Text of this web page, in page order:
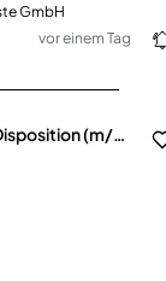
GmbH
vor einem Tag
Sachbearbeiter Disposition (m/w/d)